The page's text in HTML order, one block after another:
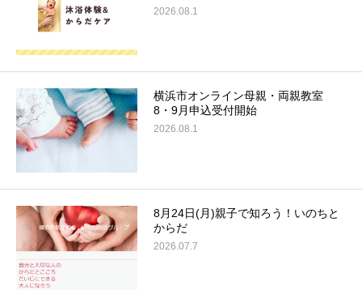
2026.08.1
横浜市オンライン母親・両親教室
8・9月申込受付開始
2026.08.1
8月24日(月)親子で知ろう！いのちと
からだ
2026.07.7